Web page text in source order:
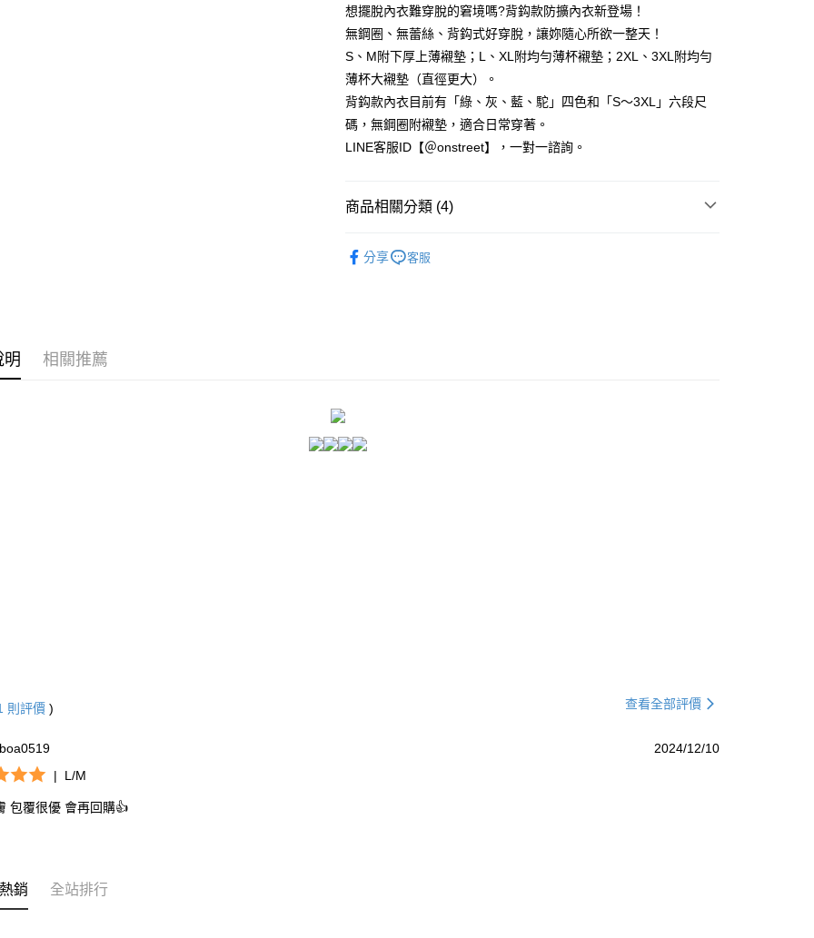
２．便利：只要手機號碼，簡訊認證，即可結帳。
３．安心：先確認商品／服務後，再付款。
【「AFTEE先享後付」結帳流程】
１．於結帳方式選擇「AFTEE先享後付」後，將跳轉至「AFTEE先享後
２．訂單成立數日內，您將收到繳費通知簡訊。
３．收到繳費通知簡訊後14天內，點擊此簡訊中的連結，可透過四大超商
／ATM／網路銀行／等多元方式進行付款，方視為交易完成。
※ 請注意：結帳手續完成當下不需立刻繳費，但若您需要取消訂單，請聯
※ 交易是否成功請以「AFTEE先享後付 」之結帳頁面顯示為準，若有關於
即時審查核予不同之上限額度；若仍有額度不足之情形，本公司將視審查
結果請求用戶進行身份認證。
運送方式
全家付款取貨
每筆NT$80，滿NT$1,500(含以上)免運費
付款後全家取貨
每筆NT$80，滿NT$1,500(含以上)免運費
每筆NT$80，滿NT$1,500(含以上)免運費
想擺脫內衣難穿脫的窘境嗎?背鈎款防擴內衣新登場！
無鋼圈、無蕾絲、背鈎式好穿脫，讓妳隨心所欲一整天！
S、M附下厚上薄襯墊；L、XL附均勻薄杯襯墊；2XL、3XL附均勻
薄杯大襯墊（直徑更大）。
背鈎款內衣目前有「綠、灰、藍、駝」四色和「S～3XL」六段尺
碼，無鋼圈附襯墊，適合日常穿著。
LINE客服ID【＠onstreet】，一對一諮詢。
商品相關分類 (4)
分享 客服
明 相關推薦
則評價 ) 查看全部評價
2024/12/10
|
L/M
包覆很優 會再回購👍
銷 全站排行